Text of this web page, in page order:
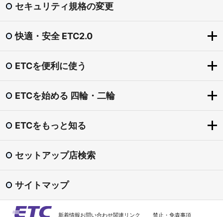
セキュリティ規格の変更
快適・安全 ETC2.0
快適・安全 ETC2.0
「賢い料金」社会実験（道の駅の一時退出・再進入）
圏央道割引
東海環状自動車道割引
渋滞回避支援 ダイナミックルートガイダンス
ETCを便利に使う
ETCを便利に使う
ETCマイレージサービス
ETC専用料金所
スマートIC
ETC利用照会サービス
料金検索
ETCを始める 四輪・二輪
ETCを始める 四輪・二輪
ETCカード
ETC車載器
セットアップ
ETCをもっと知る
ETCをもっと知る
ETCシステム利用規程
よくある質問
セットアップ店検索
サイトマップ
新着情報お問い合わせ関連リンク 禁止・免責事項